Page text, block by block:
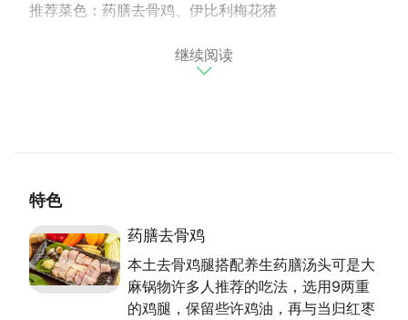
推荐菜色：药膳去骨鸡、伊比利梅花猪
藏身於宁静住宅区的大麻锅物，提供昆布、味噌、番
茄、牛奶、药膳等多种汤头，配上当季新鲜蔬菜菜盘，
固定进行环境消毒，让在此用餐的朋友们安心又放松。
继续阅读
特色
药膳去骨鸡
本土去骨鸡腿搭配养生药膳汤头可是大
麻锅物许多人推荐的吃法，选用9两重
的鸡腿，保留些许鸡油，再与当归红枣